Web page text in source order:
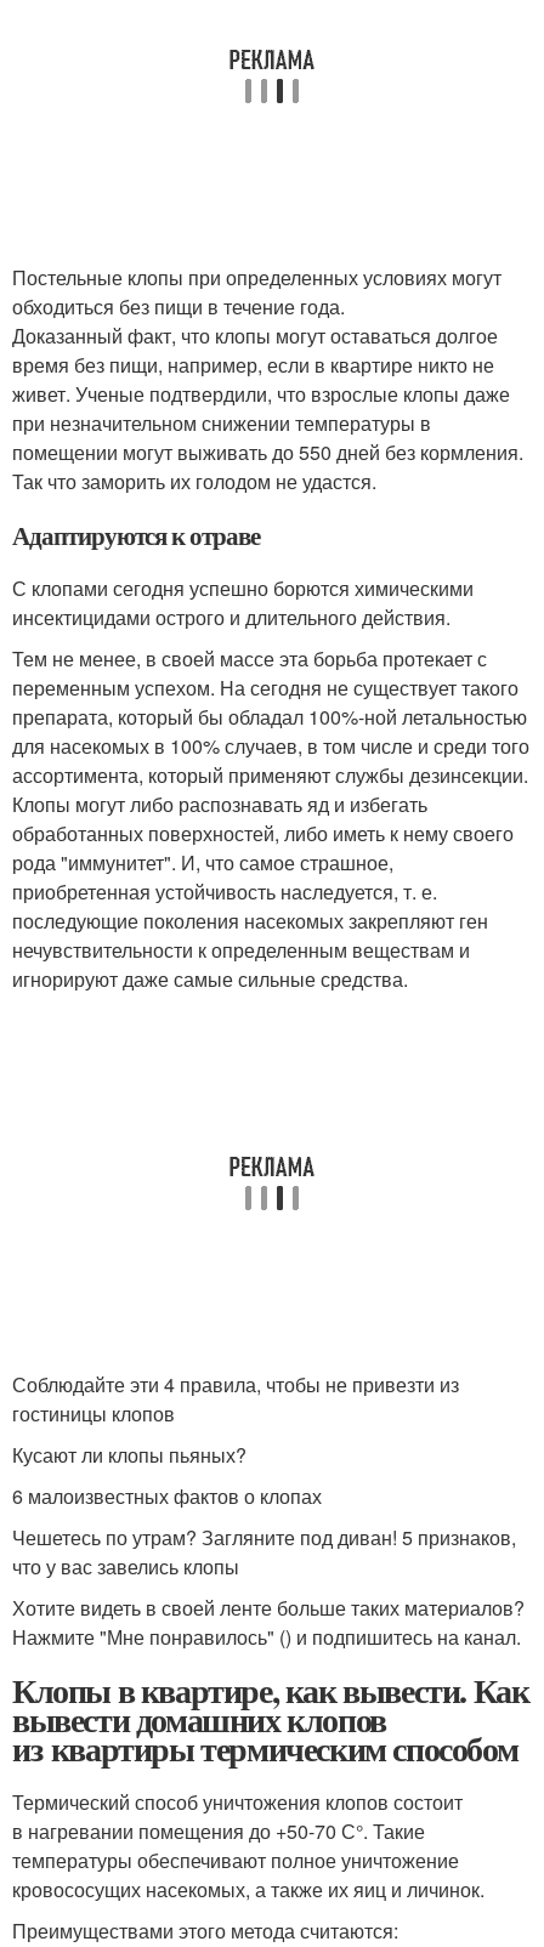
Постельные клопы при определенных условиях могут
обходиться без пищи в течение года.
Доказанный факт, что клопы могут оставаться долгое
время без пищи, например, если в квартире никто не
живет. Ученые подтвердили, что взрослые клопы даже
при незначительном снижении температуры в
помещении могут выживать до 550 дней без кормления.
Так что заморить их голодом не удастся.
Адаптируются к отраве
С клопами сегодня успешно борются химическими
инсектицидами острого и длительного действия.
Тем не менее, в своей массе эта борьба протекает с
переменным успехом. На сегодня не существует такого
препарата, который бы обладал 100%-ной летальностью
для насекомых в 100% случаев, в том числе и среди того
ассортимента, который применяют службы дезинсекции.
Клопы могут либо распознавать яд и избегать
обработанных поверхностей, либо иметь к нему своего
рода "иммунитет". И, что самое страшное,
приобретенная устойчивость наследуется, т. е.
последующие поколения насекомых закрепляют ген
нечувствительности к определенным веществам и
игнорируют даже самые сильные средства.
Соблюдайте эти 4 правила, чтобы не привезти из
гостиницы клопов
Кусают ли клопы пьяных?
6 малоизвестных фактов о клопах
Чешетесь по утрам? Загляните под диван! 5 признаков,
что у вас завелись клопы
Хотите видеть в своей ленте больше таких материалов?
Нажмите "Мне понравилось" () и подпишитесь на канал.
Клопы в квартире, как вывести. Как
вывести домашних клопов
из квартиры термическим способом
Термический способ уничтожения клопов состоит
в нагревании помещения до +50-70 С°. Такие
температуры обеспечивают полное уничтожение
кровососущих насекомых, а также их яиц и личинок.
Преимуществами этого метода считаются: